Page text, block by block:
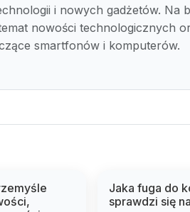
i nowych gadżetów. Na
nowości technologicznych
smartfonów i komputerów.
Jaka fuga do
sprawdzi się